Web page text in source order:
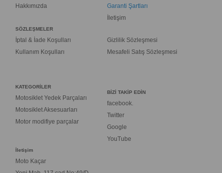
Hakkımızda
Garanti Şartları
İletişim
SÖZLEŞMELER
İptal & İade Koşulları
Kullanım Koşulları
Gizlilik Sözleşmesi
Mesafeli Satış Sözleşmesi
KATEGORİLER
Motosiklet Yedek Parçaları
Motosiklet Aksesuarları
Motor modifiye parçalar
BİZİ TAKİP EDİN
facebook.
Twitter
Google
YouTube
İletişim
Moto Kaçar